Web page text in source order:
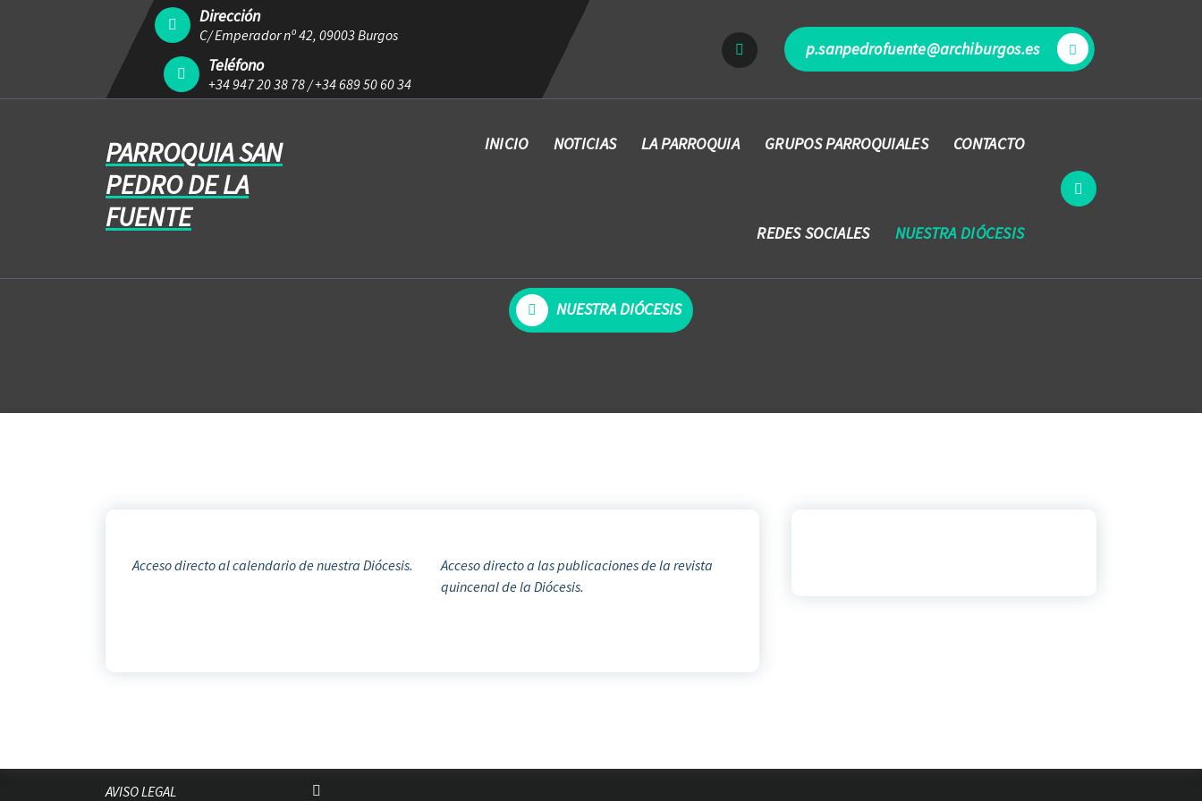
Dirección
C/ Emperador nº 42, 09003 Burgos
Teléfono
+34 947 20 38 78/+34 689 50 60 34
p.sanpedrofuente@archiburgos.es
PARROQUIA SAN
PEDRO DE LA
FUENTE
INICIO NOTICIAS LA PARROQUIA GRUPOS PARROQUIALES CONTACTO
REDES SOCIALES NUESTRA DIÓCESIS
NUESTRA DIÓCESIS
Acceso directo al calendario de nuestra Diócesis.
Acceso directo a las publicaciones de la revista
quincenal de la Diócesis.
AVISO LEGAL